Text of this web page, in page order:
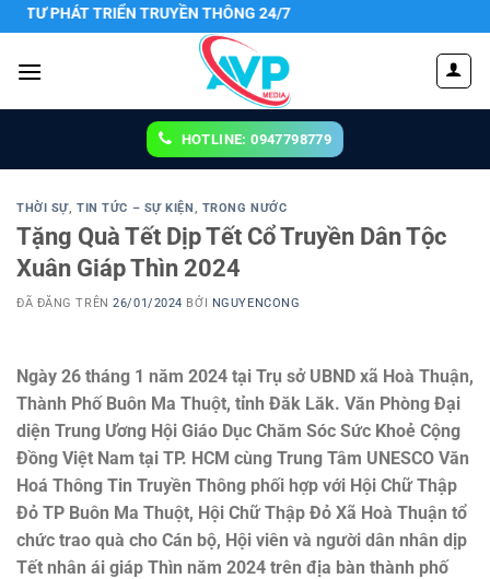
Chuyển
đến
nội
THÔNG 24/7
HOTLINE: 0947798779
THỜI SỰ,TIN TỨC – SỰ KIỆN, TRONG NƯỚC
Tặng Quà Tết Dịp Tết Cổ Truyền Dân Tộc
Xuân Giáp Thìn 2024
ĐÃ ĐĂNG TRÊN26/01/2024 BỞI NGUYENCONG
Ngày 26 tháng 1 năm 2024 tại Trụ sở UBND xã Hoà Thuận,
Thành Phố Buôn Ma Thuột, tỉnh Đăk Lăk. Văn Phòng Đại
diện Trung Ương Hội Giáo Dục Chăm Sóc Sức Khoẻ Cộng
Đồng Việt Nam tại TP. HCM cùng Trung Tâm UNESCO Văn
Hoá Thông Tin Truyền Thông phối hợp với Hội Chữ Thập
Đỏ TP Buôn Ma Thuột, Hội Chữ Thập Đỏ Xã Hoà Thuận tổ
chức trao quà cho Cán bộ, Hội viên và người dân nhân dịp
Tết nhân ái giáp Thìn năm 2024 trên địa bàn thành phố